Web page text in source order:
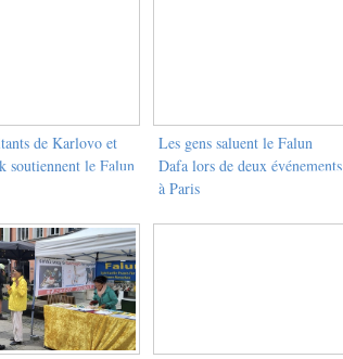
de Karlovo et
soutiennent le Falun
Les gens saluent le Falun
Dafa lors de deux événements
à Paris